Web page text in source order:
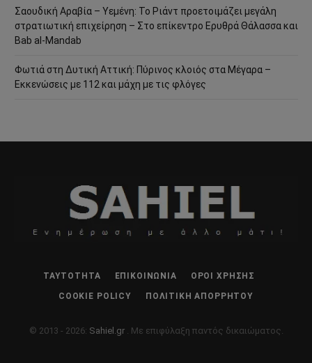
Σαουδική Αραβία – Υεμένη: Το Ριάντ προετοιμάζει μεγάλη
στρατιωτική επιχείρηση – Στο επίκεντρο Ερυθρά Θάλασσα και
Bab al-Mandab
Φωτιά στη Δυτική Αττική: Πύρινος κλοιός στα Μέγαρα –
Εκκενώσεις με 112 και μάχη με τις φλόγες
ΤΑΥΤΌΤΗΤΑ ΕΠΙΚΟΙΝΩΝΊΑ ΌΡΟΙ ΧΡΉΣΗΣ
COOKIE POLICY ΠΟΛΙΤΙΚΉ ΑΠΟΡΡΉΤΟΥ
© 2013 - 2026: Sahiel.gr . Με επιφύλαξη παντός δικαιώματος.